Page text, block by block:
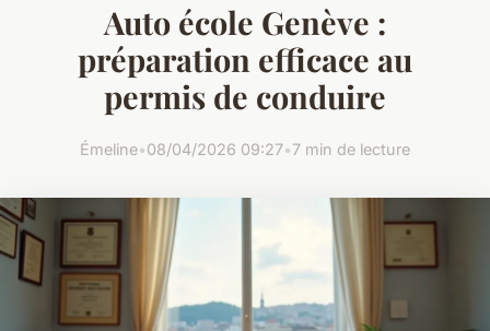
Auto école Genève :
préparation efficace au
permis de conduire
Émeline•08/04/2026 09:27•7 min de lecture